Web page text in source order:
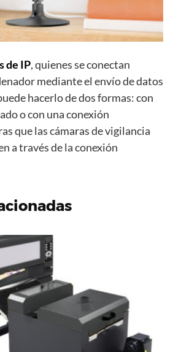
de IP, quienes se conectan
mediante el envío de datos
hacerlo de dos formas: con
o con una conexión
que las cámaras de vigilancia
a través de la conexión